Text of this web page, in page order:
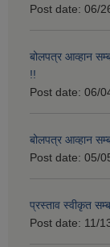
Post date: 06/
बोलपत्र आव्हान
!!
Post date: 06/
बोलपत्र आव्हान
Post date: 05/
प्रस्ताव स्वीकृत
Post date: 11/